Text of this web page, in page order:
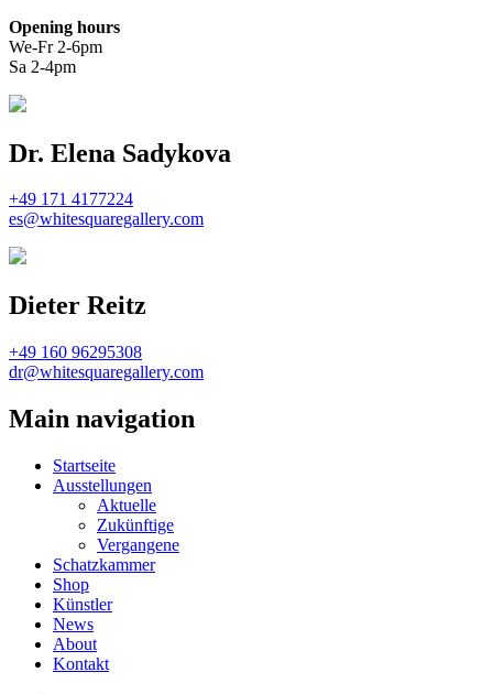
Opening hours
We-Fr 2-6pm
Sa 2-4pm
Dr. Elena Sadykova
+49 171 4177224
es@whitesquaregallery.com
Dieter Reitz
+49 160 96295308
dr@whitesquaregallery.com
Main navigation
Startseite
Ausstellungen
Aktuelle
Zukünftige
Vergangene
Schatzkammer
Shop
Künstler
News
About
Kontakt